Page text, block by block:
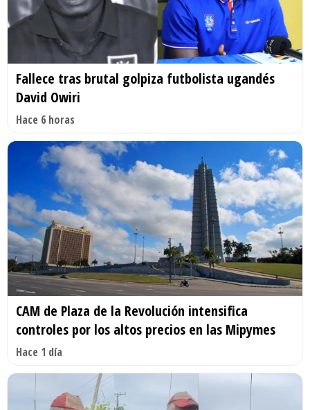
Fallece tras brutal golpiza futbolista ugandés
David Owiri
Hace 6 horas
CAM de Plaza de la Revolución intensifica
controles por los altos precios en las Mipymes
Hace 1 día